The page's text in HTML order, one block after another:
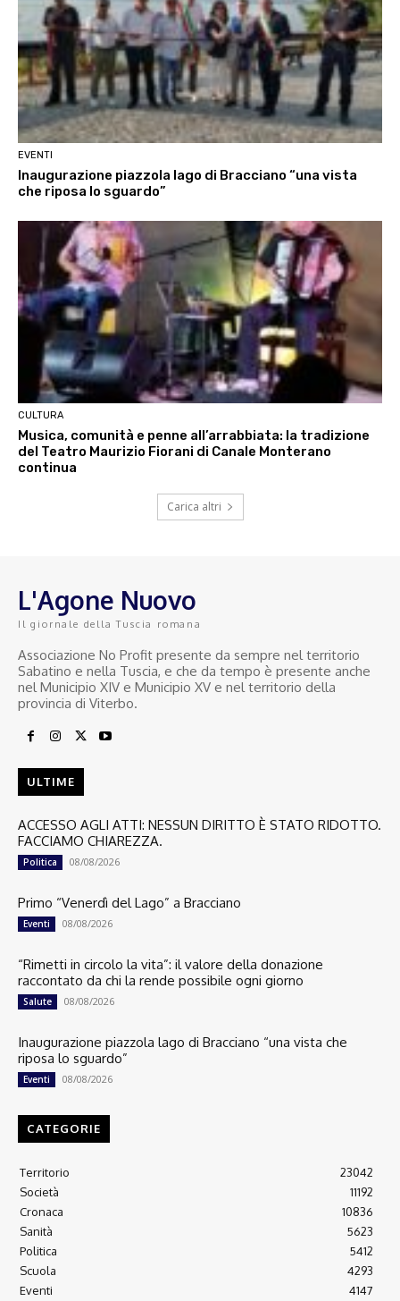
EVENTI
Inaugurazione piazzola lago di Bracciano “una vista
che riposa lo sguardo”
CULTURA
Musica, comunità e penne all’arrabbiata: la tradizione
del Teatro Maurizio Fiorani di Canale Monterano
continua
Carica altri
L'Agone Nuovo
Il giornale della Tuscia romana
Associazione No Profit presente da sempre nel territorio
Sabatino e nella Tuscia, e che da tempo è presente anche
nel Municipio XIV e Municipio XV e nel territorio della
provincia di Viterbo.
ULTIME
ACCESSO AGLI ATTI: NESSUN DIRITTO È STATO RIDOTTO.
FACCIAMO CHIAREZZA.
Politica 08/08/2026
Primo “Venerdì del Lago” a Bracciano
Eventi 08/08/2026
“Rimetti in circolo la vita”: il valore della donazione
raccontato da chi la rende possibile ogni giorno
Salute 08/08/2026
Inaugurazione piazzola lago di Bracciano “una vista che
riposa lo sguardo”
Eventi 08/08/2026
CATEGORIE
Territorio
23042
Società
11192
Cronaca
10836
Sanità
5623
Politica
5412
Scuola
4293
Eventi
4147